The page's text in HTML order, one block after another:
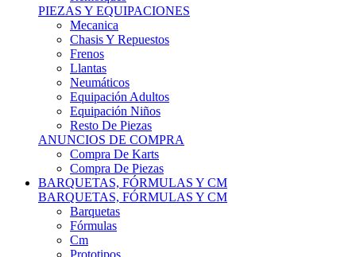
PIEZAS Y EQUIPACIONES
Mecanica
Chasis Y Repuestos
Frenos
Llantas
Neumáticos
Equipación Adultos
Equipación Niños
Resto De Piezas
ANUNCIOS DE COMPRA
Compra De Karts
Compra De Piezas
BARQUETAS, FÓRMULAS Y CM
BARQUETAS, FÓRMULAS Y CM
Barquetas
Fórmulas
Cm
Prototipos